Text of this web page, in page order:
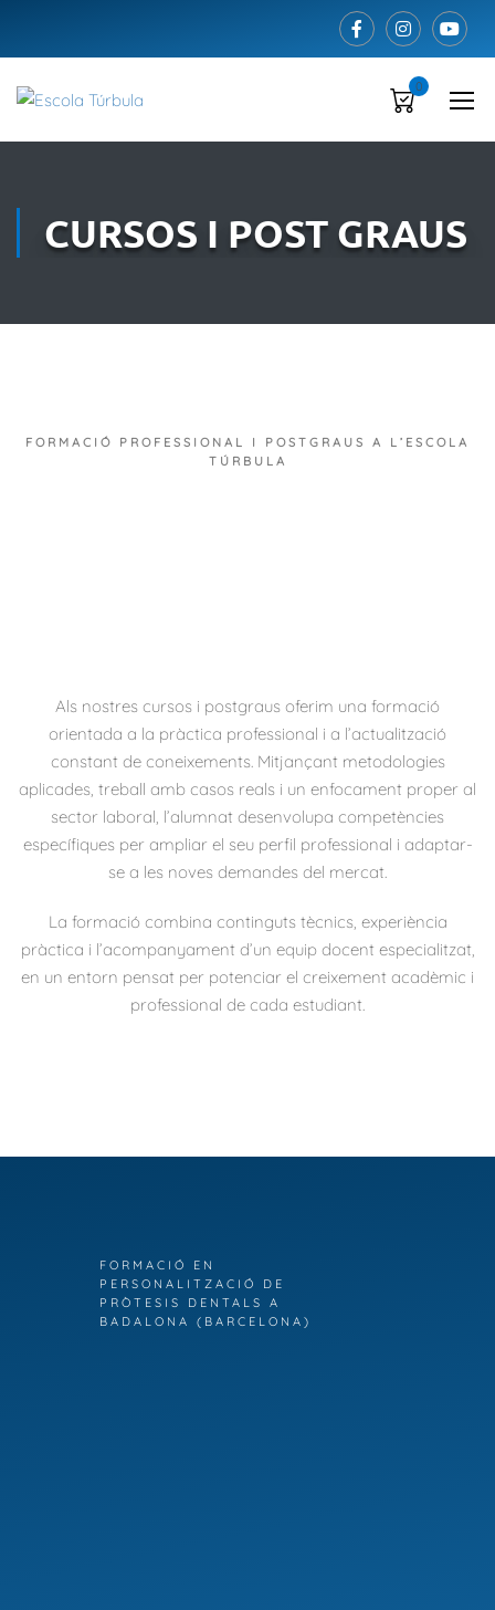
0
CURSOS I POST GRAUS
FORMACIÓ PROFESSIONAL I POSTGRAUS A L’ESCOLA
TÚRBULA
Als nostres cursos i postgraus oferim una formació
orientada a la pràctica professional i a l’actualització
constant de coneixements. Mitjançant metodologies
aplicades, treball amb casos reals i un enfocament proper al
sector laboral, l’alumnat desenvolupa competències
específiques per ampliar el seu perfil professional i adaptar-
se a les noves demandes del mercat.
La formació combina continguts tècnics, experiència
pràctica i l’acompanyament d’un equip docent especialitzat,
en un entorn pensat per potenciar el creixement acadèmic i
professional de cada estudiant.
FORMACIÓ EN
PERSONALITZACIÓ DE
PRÒTESIS DENTALS A
BADALONA (BARCELONA)